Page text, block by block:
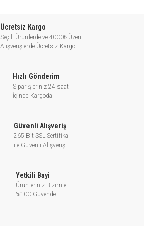
Yıkama & temizleme sistemleri, kazan
+ 40°C
Ücretsiz Kargo
Seçili Ürünlerde ve 4000₺ Üzeri
Alışverişlerde Ücretsiz Kargo
Hızlı Gönderim
Siparişleriniz 24 saat
İçinde Kargoda
Güvenli Alışveriş
265 Bit SSL Sertifika
ile Güvenli Alışveriş
Yetkili Bayi
Ürünleriniz Bizimle
%100 Güvende